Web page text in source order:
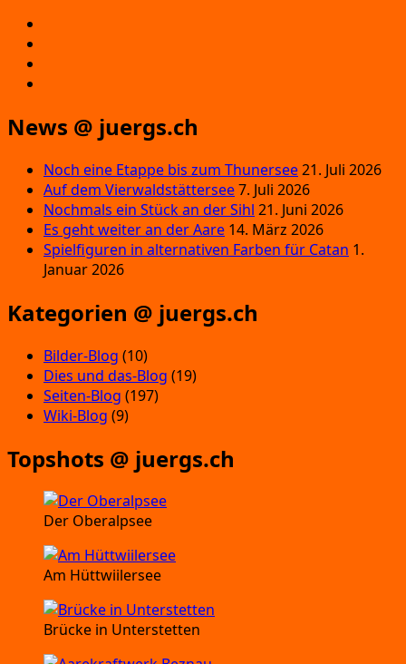
News @ juergs.ch
Noch eine Etappe bis zum Thunersee21. Juli 2026
Auf dem Vierwaldstättersee7. Juli 2026
Nochmals ein Stück an der Sihl 21. Juni 2026
Es geht weiter an der Aare 14. März 2026
Spielfiguren in alternativen Farben für Catan 1.
Januar 2026
Kategorien @ juergs.ch
Bilder-Blog (10)
Dies und das-Blog (19)
Seiten-Blog (197)
Wiki-Blog (9)
Topshots @ juergs.ch
Der Oberalpsee
Am Hüttwiilersee
Brücke in Unterstetten